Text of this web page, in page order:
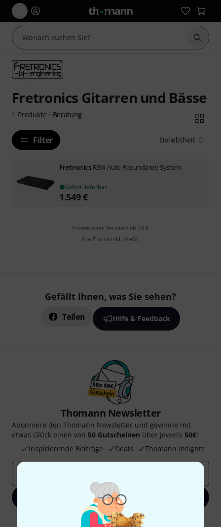
Suche
Fretronics Gitarren und Bässe
1 Produkte · Beratung
Filter Beliebtheit
Fretronics RSW Auto Redundancy System
Sofort lieferbar
1.549€
Kostenloser Versand ab 29 €
Alle Preise inkl. MwSt.
Gefällt Ihnen, was Sie sehen?
Teilen Hilfe & Feedback
Thomann Newsletter
Abonniere den Thomann Newsletter und gewinne mit
etwas Glück einen von 50 Gutscheinen über jeweils 50€!
Inspirierende Beiträge
Deals Thomann Insights
Jetzt anmelden
Mit Klick auf „Jetzt anmelden“ stimmen Sie dem Erhalt von E-Mail-